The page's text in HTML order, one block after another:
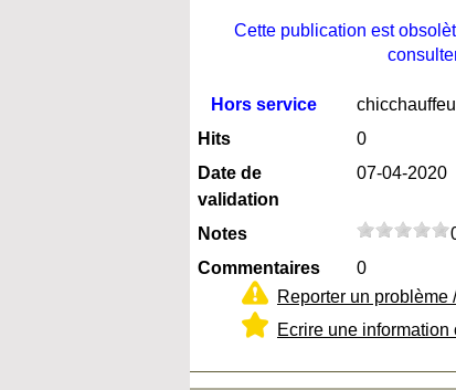
Cette publication est
Hors service
Hits
0
Date de
validation
07-04-2020
Notes
Commentaires
0
Reporter un
Ecrire une